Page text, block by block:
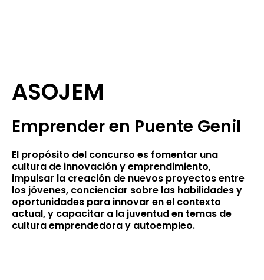
ASOJEM
Emprender en Puente Genil
El propósito del concurso es fomentar una
cultura de innovación y emprendimiento,
impulsar la creación de nuevos proyectos entre
los jóvenes, concienciar sobre las habilidades y
oportunidades para innovar en el contexto
actual, y capacitar a la juventud en temas de
cultura emprendedora y autoempleo.